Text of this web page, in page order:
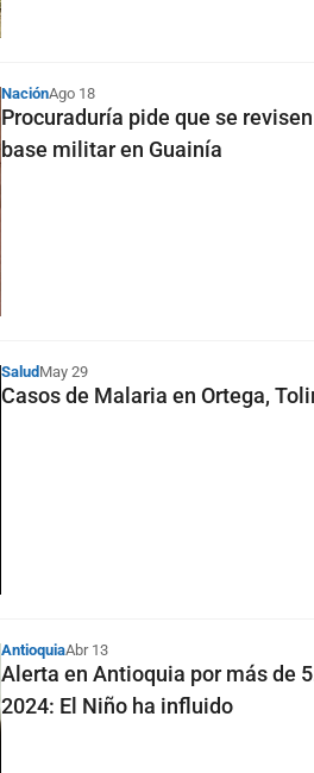
NaciónAgo 18
Procuraduría pide que se
base militar en Guainía
Salud May 29
Casos de Malaria en Ortega,
AntioquiaAbr 13
Alerta en Antioquia por más de
2024: El Niño ha influido